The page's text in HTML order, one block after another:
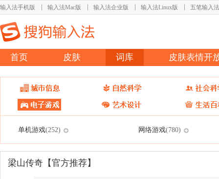
输入法手机版 输入法Mac版 输入法企业版 输入法Linux版 五笔输入法
首页 皮肤 词库 皮肤表情开
单机游戏(252) 网络游戏(780)
梁山传奇【官方推荐】